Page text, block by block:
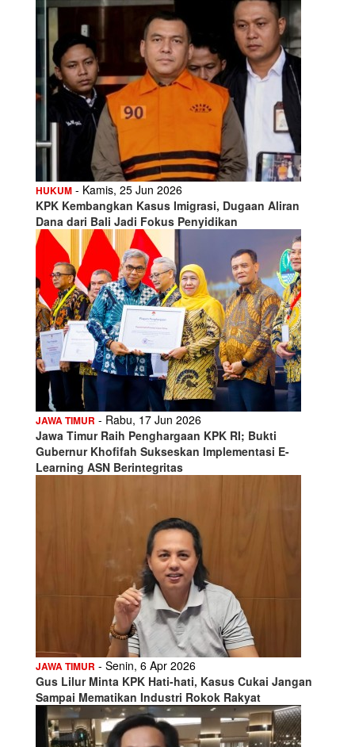
HUKUM - Kamis, 25 Jun 2026
KPK Kembangkan Kasus Imigrasi, Dugaan Aliran
Dana dari Bali Jadi Fokus Penyidikan
JAWA TIMUR - Rabu, 17 Jun 2026
Jawa Timur Raih Penghargaan KPK RI; Bukti
Gubernur Khofifah Sukseskan Implementasi E-
Learning ASN Berintegritas
JAWA TIMUR - Senin, 6 Apr 2026
Gus Lilur Minta KPK Hati-hati, Kasus Cukai Jangan
Sampai Mematikan Industri Rokok Rakyat